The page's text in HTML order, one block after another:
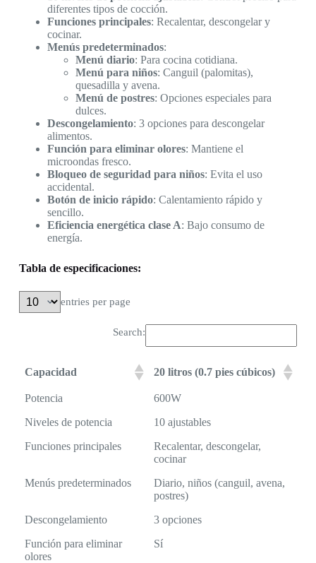
diferentes tipos de cocción.
Funciones principales: Recalentar, descongelar y
cocinar.
Menús predeterminados:
Menú diario: Para cocina cotidiana.
Menú para niños: Canguil (palomitas),
quesadilla y avena.
Menú de postres: Opciones especiales para
dulces.
Descongelamiento: 3 opciones para descongelar
alimentos.
Función para eliminar olores: Mantiene el
microondas fresco.
Bloqueo de seguridad para niños: Evita el uso
accidental.
Botón de inicio rápido: Calentamiento rápido y
sencillo.
Eficiencia energética clase A: Bajo consumo de
energía.
Tabla de especificaciones:
entries per page
Search:
Capacidad 20 litros (0.7 pies cúbicos)
Potencia
600W
Niveles de potencia
10 ajustables
Funciones principales
Recalentar, descongelar,
cocinar
Menús predeterminados
Diario, niños (canguil, avena,
postres)
Descongelamiento
3 opciones
Función para eliminar
olores
Sí